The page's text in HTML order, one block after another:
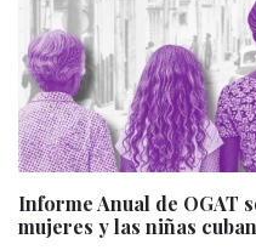
Informe Anual de OGAT
mujeres y las niñas